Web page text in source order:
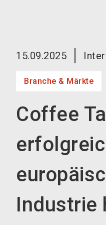
15.09.2025
Branche & Märkte
Coffee
Industrie